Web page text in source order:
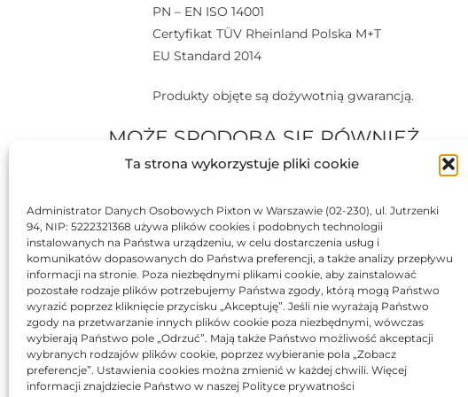
Ta strona wykorzystuje pliki cookie
Administrator Danych Osobowych Pixton w Warszawie (02-230), ul. Jutrzenki
94, NIP: 5222321368 używa plików cookies i podobnych technologii
instalowanych na Państwa urządzeniu, w celu dostarczenia usług i
komunikatów dopasowanych do Państwa preferencji, a także analizy przepływu
informacji na stronie. Poza niezbędnymi plikami cookie, aby zainstalować
pozostałe rodzaje plików potrzebujemy Państwa zgody, którą mogą Państwo
wyrazić poprzez kliknięcie przycisku „Akceptuję”. Jeśli nie wyrażają Państwo
zgody na przetwarzanie innych plików cookie poza niezbędnymi, wówczas
wybierają Państwo pole „Odrzuć”. Mają także Państwo możliwość akceptacji
wybranych rodzajów plików cookie, poprzez wybieranie pola „Zobacz
preferencje”. Ustawienia cookies można zmienić w każdej chwili. Więcej
informacji znajdziecie Państwo w naszej Polityce prywatności
PN – EN ISO 14001
Certyfikat TÜV Rheinland Polska M+T
EU Standard 2014
Produkty objęte są dożywotnią gwarancją.
MOŻE SPODOBA SIĘ RÓWNIEŻ…
Toner Asarto zamiennik
do HP 10A Q2610A
211,17zł
Toner
HP